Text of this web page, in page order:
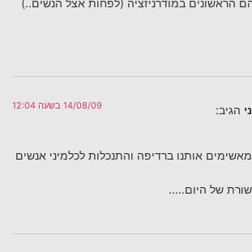
הגיב: 14/08/09 בשעה 12:04
אותנו ברדיפה והתנכלות לכלמיני אנשים
של היום…..